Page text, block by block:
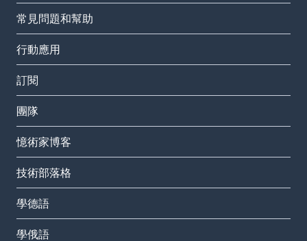
常見問題和幫助
行動應用
訂閱
團隊
憶術家博客
技術部落格
學德語
學俄語